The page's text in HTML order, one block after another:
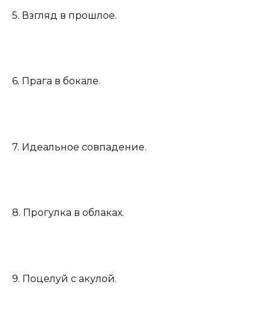
5. Взгляд в прошлое.
6. Прага в бокале.
7. Идеальное совпадение.
8. Прогулка в облаках.
9. Поцелуй с акулой.